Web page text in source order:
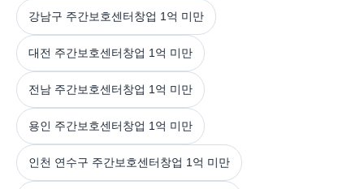
강남구 주간보호센터창업 1억 미만
대전 주간보호센터창업 1억 미만
전남 주간보호센터창업 1억 미만
용인 주간보호센터창업 1억 미만
인천 연수구 주간보호센터창업 1억 미만